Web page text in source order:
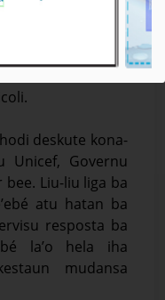
Ezekutiva
Públika (BTL, E.P),
ho ekipa téknika
sala reuniaun
deskute kona-
Governu
bee. Liu-liu liga ba
atu hatan ba
resposta ba
la’o hela iha
mudansa